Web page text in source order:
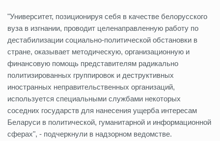
"Университет, позиционируя себя в качестве белорусского
вуза в изгнании, проводит целенаправленную работу по
дестабилизации социально-политической обстановки в
стране, оказывает методическую, организационную и
финансовую помощь представителям радикально
политизированных группировок и деструктивных
иностранных неправительственных организаций,
используется специальными службами некоторых
соседних государств для нанесения ущерба интересам
Беларуси в политической, гуманитарной и информационной
сферах", - подчеркнули в надзорном ведомстве.